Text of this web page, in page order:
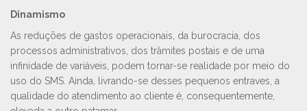
Dinamismo
As reduções de gastos operacionais, da burocracia, dos
processos administrativos, dos trâmites postais e de uma
infinidade de variáveis, podem tornar-se realidade por meio do
uso do SMS. Ainda, livrando-se desses pequenos entraves, a
qualidade do atendimento ao cliente é, consequentemente,